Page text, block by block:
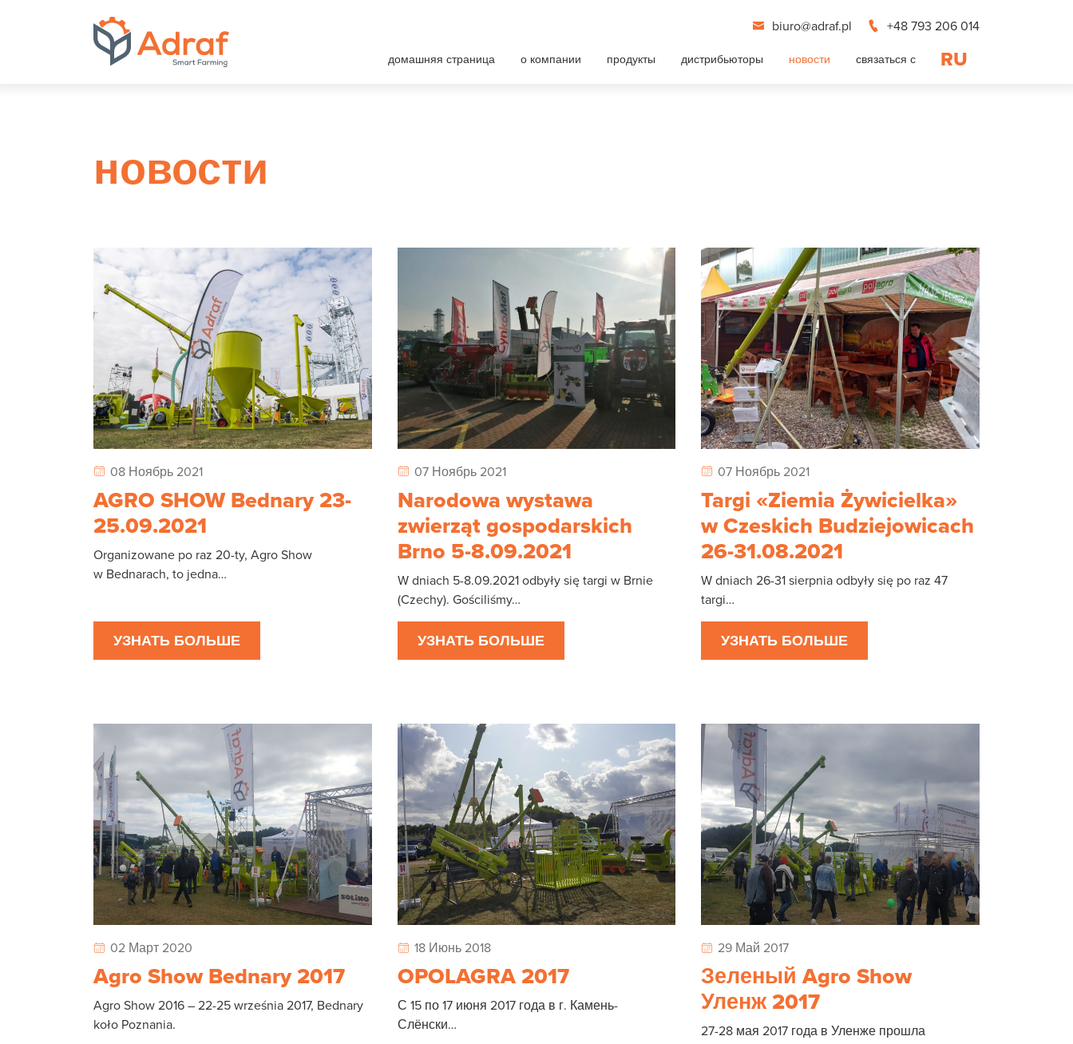
новости
08 Ноябрь 2021
AGRO SHOW Bednary 23-
25.09.2021
Organizowane po raz 20-ty, Agro Show
w Bednarach, to jedna…
УЗНАТЬ БОЛЬШЕ
07 Ноябрь 2021
Narodowa wystawa
zwierząt gospodarskich
Brno 5-8.09.2021
W dniach 5-8.09.2021 odbyły się targi w Brnie
(Czechy). Gościliśmy…
УЗНАТЬ БОЛЬШЕ
07 Ноябрь 2021
Targi «Ziemia Żywicielka»
w Czeskich Budziejowicach
26-31.08.2021
W dniach 26-31 sierpnia odbyły się po raz 47
targi…
УЗНАТЬ БОЛЬШЕ
02 Март 2020
Agro Show Bednary 2017
Agro Show 2016 – 22-25 września 2017, Bednary
koło Poznania.
18 Июнь 2018
OPOLAGRA 2017
С 15 по 17 июня 2017 года в г. Камень-
Слёнски…
29 Май 2017
Зеленый Agro Show
Уленж 2017
27-28 мая 2017 года в Уленже прошла
biuro@adraf.pl +48 793 206 014
домашняя страница о компании продукты дистрибьюторы новости связаться с RU